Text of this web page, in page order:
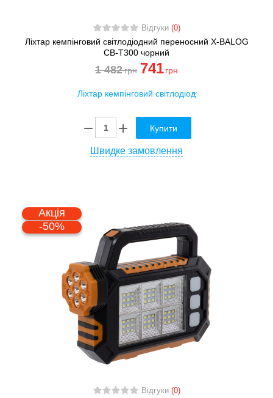
Відгуки (0)
Ліхтар кемпінговий світлодіодний переносний X-BALOG
CB-T300 чорний
1 482грн 741 грн
Купити
Швидке замовлення
Акція
-50%
Відгуки (0)